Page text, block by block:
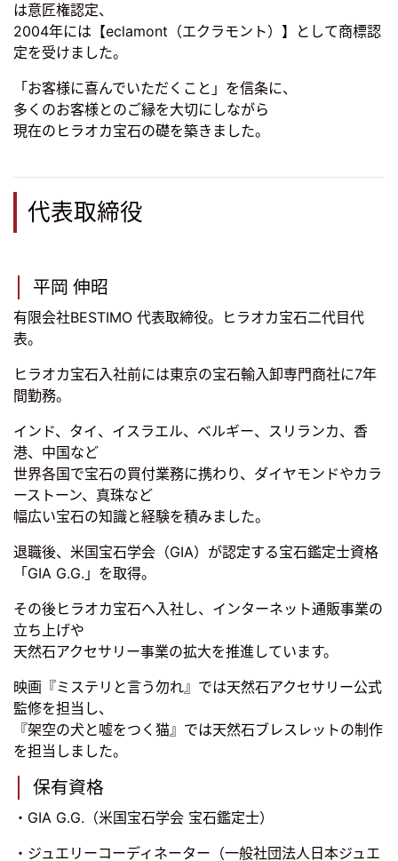
は意匠権認定、
2004年には【eclamont（エクラモント）】として商標認
定を受けました。
「お客様に喜んでいただくこと」を信条に、
多くのお客様とのご縁を大切にしながら
現在のヒラオカ宝石の礎を築きました。
代表取締役
平岡 伸昭
有限会社BESTIMO 代表取締役。ヒラオカ宝石二代目代
表。
ヒラオカ宝石入社前には東京の宝石輸入卸専門商社に7年
間勤務。
インド、タイ、イスラエル、ベルギー、スリランカ、香
港、中国など
世界各国で宝石の買付業務に携わり、ダイヤモンドやカラ
ーストーン、真珠など
幅広い宝石の知識と経験を積みました。
退職後、米国宝石学会（GIA）が認定する宝石鑑定士資格
「GIA G.G.」を取得。
その後ヒラオカ宝石へ入社し、インターネット通販事業の
立ち上げや
天然石アクセサリー事業の拡大を推進しています。
映画『ミステリと言う勿れ』では天然石アクセサリー公式
監修を担当し、
『架空の犬と嘘をつく猫』では天然石ブレスレットの制作
を担当しました。
保有資格
・GIA G.G.（米国宝石学会 宝石鑑定士）
・ジュエリーコーディネーター（一般社団法人日本ジュエ